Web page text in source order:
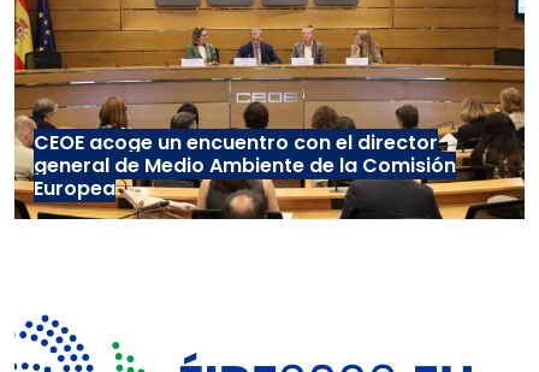
CEOE acoge un encuentro con el director
general de Medio Ambiente de la Comisión
Europea